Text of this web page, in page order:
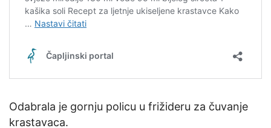
Odabrala je gornju policu u frižideru za čuvanje
krastavaca.